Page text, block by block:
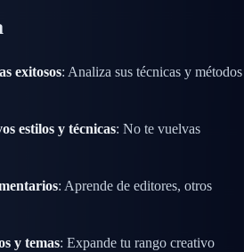
exitosos: Analiza sus técnicas y métodos
estilos y técnicas: No te vuelvas
: Aprende de editores, otros
y temas: Expande tu rango creativo